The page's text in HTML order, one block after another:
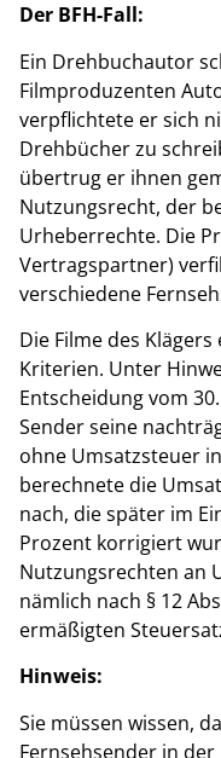
Der BFH-Fall:
Ein Drehbuchautor
Filmproduzenten
verpflichtete er sich
Drehbücher zu
übertrug er ihnen
Nutzungsrecht, der
Urheberrechte. Die
Vertragspartner)
verschiedene
Die Filme des
Kriterien. Unter
Entscheidung vom
Sender seine
ohne Umsatzsteuer
berechnete die
nach, die später im
Prozent korrigiert
Nutzungsrechten an
nämlich nach § 12
ermäßigten
Hinweis:
Sie müssen wissen,
Fernsehsender in